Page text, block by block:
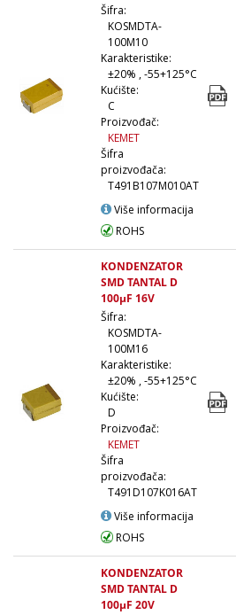
Šifra:
KOSMDTA-
100M10
Karakteristike:
±20% , -55+125°C
Kućište:
C
Proizvođač:
KEMET
Šifra
proizvođača:
T491B107M010AT
Više informacija
ROHS
KONDENZATOR
SMD TANTAL D
100µF 16V
Šifra:
KOSMDTA-
100M16
Karakteristike:
±20% , -55+125°C
Kućište:
D
Proizvođač:
KEMET
Šifra
proizvođača:
T491D107K016AT
Više informacija
ROHS
KONDENZATOR
SMD TANTAL D
100µF 20V